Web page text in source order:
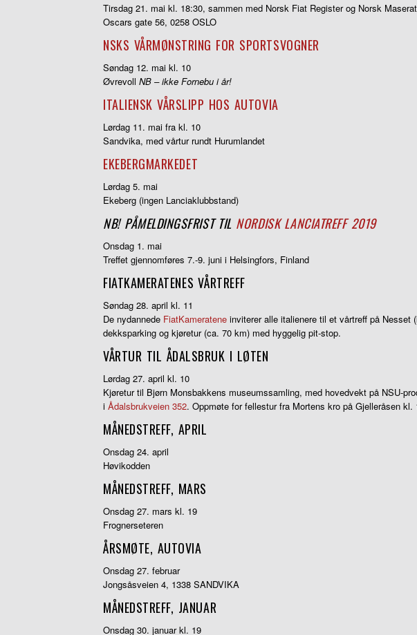
Tirsdag 21. mai kl. 18:30, sammen med Norsk Fiat Register og Norsk
Oscars gate 56, 0258 OSLO
NSKS VÅRMØNSTRING FOR SPORTSVOGNER
Søndag 12. mai kl. 10
Øvrevoll NB – ikke Fornebu i år!
ITALIENSK VÅRSLIPP HOS AUTOVIA
Lørdag 11. mai fra kl. 10
Sandvika, med vårtur rundt Hurumlandet
EKEBERGMARKEDET
Lørdag 5. mai
Ekeberg (ingen Lanciaklubbstand)
NB! PÅMELDINGSFRIST TIL NORDISK LANCIATREFF 2019
Onsdag 1. mai
Treffet gjennomføres 7.-9. juni i Helsingfors, Finland
FIATKAMERATENES VÅRTREFF
Søndag 28. april kl. 11
De nydannede FiatKameratene inviterer alle italienere til et vårtreff på Nesset
dekksparking og kjøretur (ca. 70 km) med hyggelig pit-stop.
VÅRTUR TIL ÅDALSBRUK I LØTEN
Lørdag 27. april kl. 10
Kjøretur til Bjørn Monsbakkens museumssamling, med hovedvekt på NSU-
i Ådalsbrukveien 352. Oppmøte for fellestur fra Mortens kro på Gjelleråsen kl.
MÅNEDSTREFF, APRIL
Onsdag 24. april
Høvikodden
MÅNEDSTREFF, MARS
Onsdag 27. mars kl. 19
Frognerseteren
ÅRSMØTE, AUTOVIA
Onsdag 27. februar
Jongsåsveien 4, 1338 SANDVIKA
MÅNEDSTREFF, JANUAR
Onsdag 30. januar kl. 19